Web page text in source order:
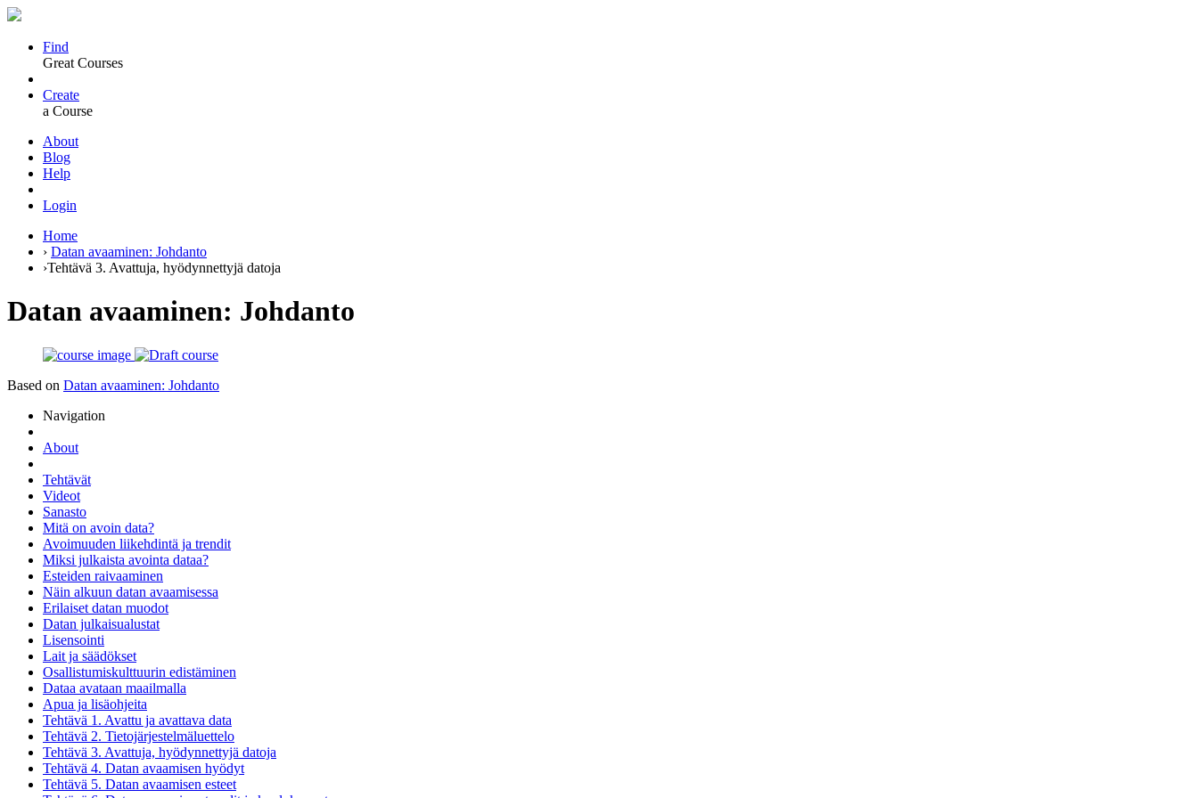
Find
Great Courses
Create
a Course
About
Blog
Help
Login
Home
› Datan avaaminen: Johdanto
›Tehtävä 3. Avattuja, hyödynnettyjä datoja
Datan avaaminen: Johdanto
Based on Datan avaaminen: Johdanto
Navigation
About
Tehtävät
Videot
Sanasto
Mitä on avoin data?
Avoimuuden liikehdintä ja trendit
Miksi julkaista avointa dataa?
Esteiden raivaaminen
Näin alkuun datan avaamisessa
Erilaiset datan muodot
Datan julkaisualustat
Lisensointi
Lait ja säädökset
Osallistumiskulttuurin edistäminen
Dataa avataan maailmalla
Apua ja lisäohjeita
Tehtävä 1. Avattu ja avattava data
Tehtävä 2. Tietojärjestelmäluettelo
Tehtävä 3. Avattuja, hyödynnettyjä datoja
Tehtävä 4. Datan avaamisen hyödyt
Tehtävä 5. Datan avaamisen esteet